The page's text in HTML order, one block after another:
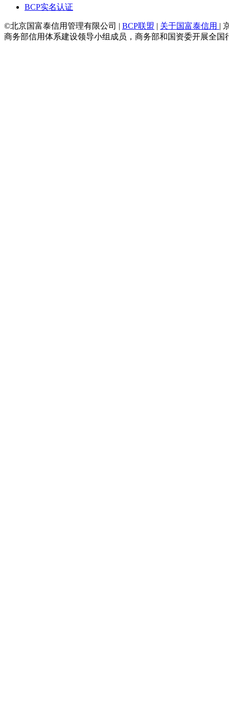
BCP实名认证
©北京国富泰信用管理有限公司 | BCP联盟 | 关于国富泰信用 |
商务部信用体系建设领导小组成员，商务部和国资委开展全国